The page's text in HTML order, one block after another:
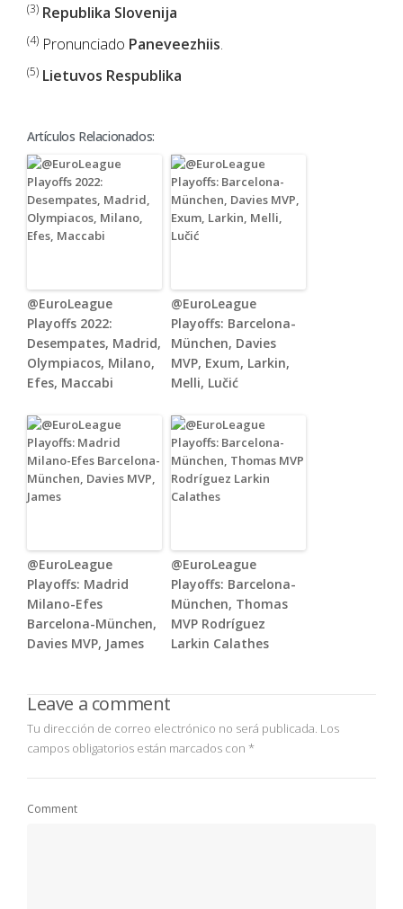
(3) Republika Slovenija
(4) Pronunciado Paneveezhiis.
(5) Lietuvos Respublika
Artículos Relacionados:
@EuroLeague
Playoffs 2022:
Desempates, Madrid,
Olympiacos, Milano,
Efes, Maccabi
@EuroLeague
Playoffs: Barcelona-
München, Davies
MVP, Exum, Larkin,
Melli, Lučić
@EuroLeague
Playoffs: Madrid
Milano-Efes
Barcelona-München,
Davies MVP, James
@EuroLeague
Playoffs: Barcelona-
München, Thomas
MVP Rodríguez
Larkin Calathes
Leave a comment
Tu dirección de correo electrónico no será publicada. Los
campos obligatorios están marcados con *
Comment